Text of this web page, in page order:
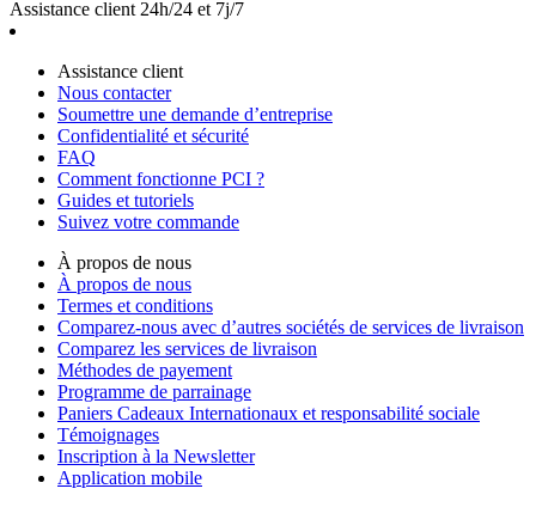
Assistance client 24h/24 et 7j/7
Assistance client
Nous contacter
Soumettre une demande d’entreprise
Confidentialité et sécurité
FAQ
Comment fonctionne PCI ?
Guides et tutoriels
Suivez votre commande
À propos de nous
À propos de nous
Termes et conditions
Comparez-nous avec d’autres sociétés de services de livraison
Comparez les services de livraison
Méthodes de payement
Programme de parrainage
Paniers Cadeaux Internationaux et responsabilité sociale
Témoignages
Inscription à la Newsletter
Application mobile